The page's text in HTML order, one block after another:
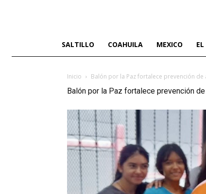
SALTILLO COAHUILA MEXICO
Inicio Balón por la Paz fortalece prevención
Balón por la Paz fortalece prevención